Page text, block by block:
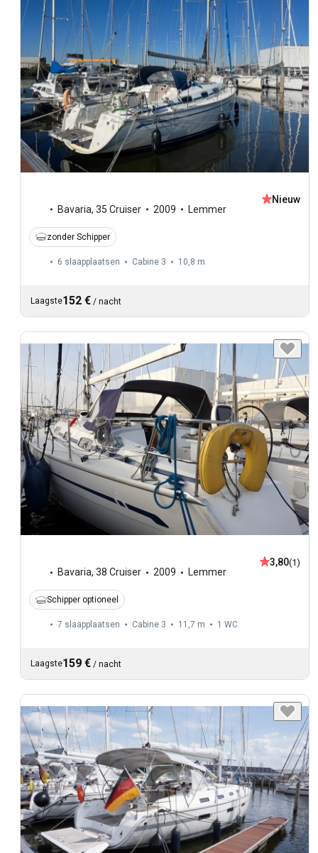
Bavaria, 35 Cruiser 2009 Lemmer
Nieuw
zonder Schipper
6 slaapplaatsen Cabine 3 10,8 m
Laagste152 € / nacht
Bavaria, 38 Cruiser 2009 Lemmer
3,80(1)
Schipper optioneel
7 slaapplaatsen Cabine 3 11,7 m 1 WC
Laagste159 € / nacht